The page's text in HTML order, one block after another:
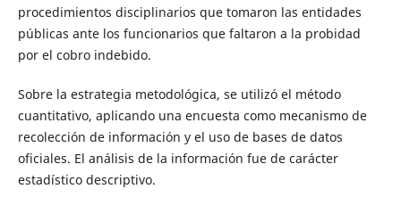
procedimientos disciplinarios que tomaron las entidades
públicas ante los funcionarios que faltaron a la probidad
por el cobro indebido.
Sobre la estrategia metodológica, se utilizó el método
cuantitativo, aplicando una encuesta como mecanismo de
recolección de información y el uso de bases de datos
oficiales. El análisis de la información fue de carácter
estadístico descriptivo.